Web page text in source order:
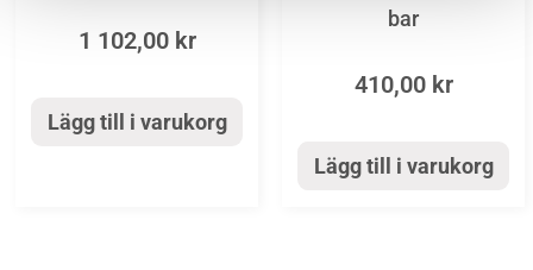
1 102,00 kr
Lägg till i varukorg
bar
410,00 kr
Lägg till i varukorg